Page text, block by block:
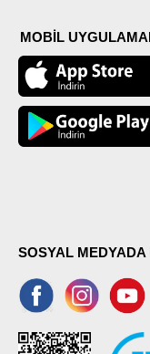
MOBİL
SOSYAL MEDYADA